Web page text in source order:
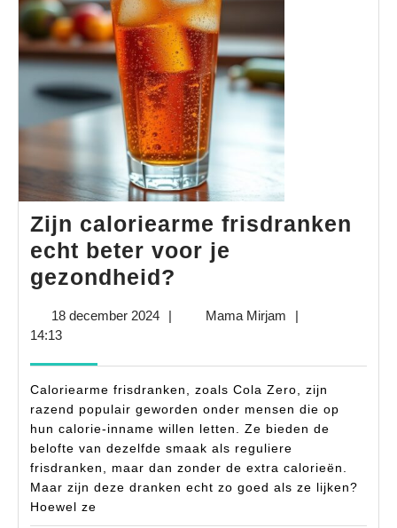
Zijn caloriearme frisdranken
echt beter voor je
gezondheid?
frisdranken
beter
voor
je
gezondheid?
18 december 202418| Mama MirjamMama
|
14:13
Caloriearme frisdranken, zoals Cola Zero, zijn
razend populair geworden onder mensen die op
hun calorie-inname willen letten. Ze bieden de
belofte van dezelfde smaak als reguliere
frisdranken, maar dan zonder de extra calorieën.
Maar zijn deze dranken echt zo goed als ze lijken?
Hoewel ze